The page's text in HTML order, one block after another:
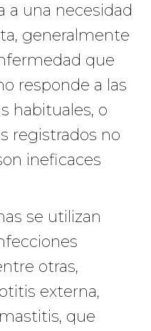
a una necesidad
generalmente
que
responde a las
habituales, o
registrados no
ineficaces
se utilizan
otras,
externa,
que